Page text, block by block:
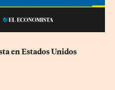
en Estados Unidos